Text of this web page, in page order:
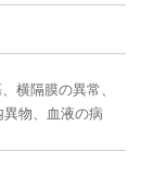
横隔膜の異常、
物、血液の病